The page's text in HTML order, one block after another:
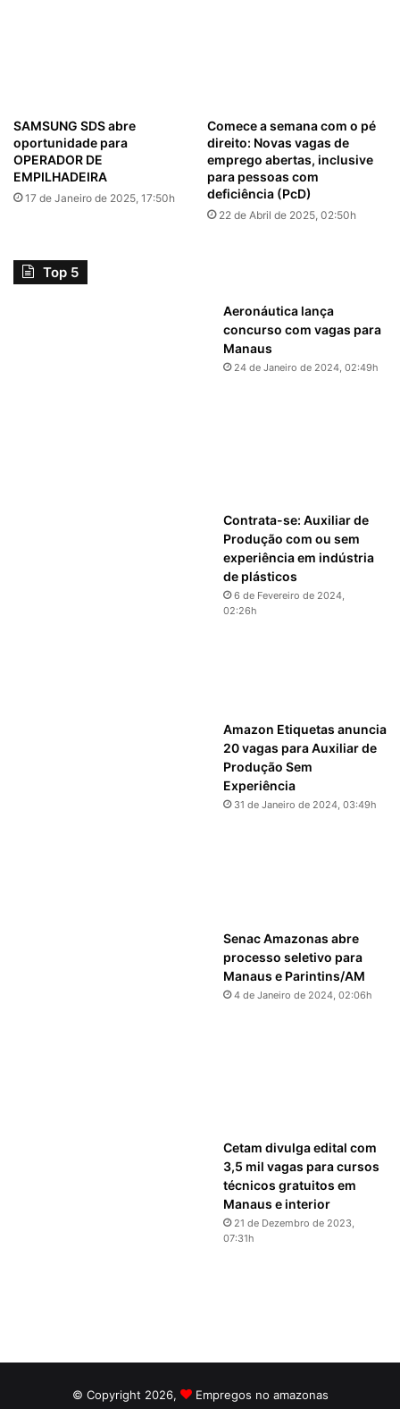
SAMSUNG SDS abre
oportunidade para
OPERADOR DE
EMPILHADEIRA
17 de Janeiro de 2025, 17:50h
Comece a semana com o pé
direito: Novas vagas de
emprego abertas, inclusive
para pessoas com
deficiência (PcD)
22 de Abril de 2025, 02:50h
Top 5
Aeronáutica lança
concurso com vagas para
Manaus
24 de Janeiro de 2024, 02:49h
Contrata-se: Auxiliar de
Produção com ou sem
experiência em indústria
de plásticos
6 de Fevereiro de 2024,
02:26h
Amazon Etiquetas anuncia
20 vagas para Auxiliar de
Produção Sem
Experiência
31 de Janeiro de 2024, 03:49h
Senac Amazonas abre
processo seletivo para
Manaus e Parintins/AM
4 de Janeiro de 2024, 02:06h
Cetam divulga edital com
3,5 mil vagas para cursos
técnicos gratuitos em
Manaus e interior
21 de Dezembro de 2023,
07:31h
© Copyright 2026, Empregos no amazonas